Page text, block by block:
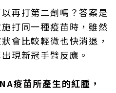
再打第二劑嗎？答案是
打同一種疫苗時，雖然
會比較輕微也快消退，
現新冠手臂反應。
疫苗所產生的紅腫，